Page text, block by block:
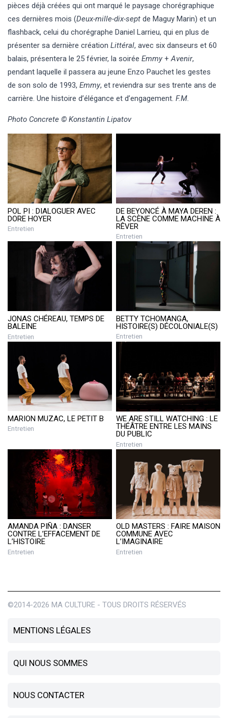
pièces déjà créées qui ont marqué le paysage chorégraphique
ces dernières mois (Deux-mille-dix-sept de Maguy Marin) et un
flashback, celui du chorégraphe Daniel Larrieu, qui en plus de
présenter sa dernière création Littéral, avec six danseurs et 60
balais, présentera le 25 février, la soirée Emmy+Avenir,
pendant laquelle il passera au jeune Enzo Pauchet les gestes
de son solo de 1993, Emmy, et reviendra sur ses trente ans de
carrière. Une histoire d’élégance et d’engagement. F.M.
Photo Concrete © Konstantin Lipatov
POL PI : DIALOGUER AVEC
DORE HOYER
Entretien
DE BEYONCÉ À MAYA DEREN :
LA SCÈNE COMME MACHINE À
RÊVER
Entretien
JONAS CHÉREAU, TEMPS DE
BALEINE
Entretien
BETTY TCHOMANGA,
HISTOIRE(S) DÉCOLONIALE(S)
Entretien
MARION MUZAC, LE PETIT B
Entretien
WE ARE STILL WATCHING : LE
THÉÂTRE ENTRE LES MAINS
DU PUBLIC
Entretien
AMANDA PIÑA : DANSER
CONTRE L’EFFACEMENT DE
L’HISTOIRE
Entretien
OLD MASTERS : FAIRE MAISON
COMMUNE AVEC
L’IMAGINAIRE
Entretien
©2014-2026 MA CULTURE - TOUS DROITS RÉSERVÉS
MENTIONS LÉGALES
QUI NOUS SOMMES
NOUS CONTACTER